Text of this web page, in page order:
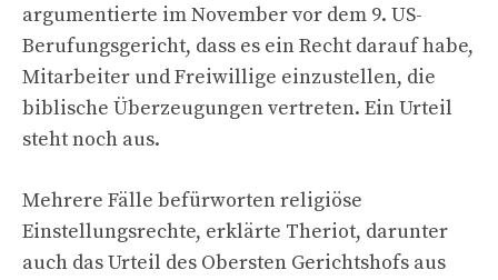
argumentierte im November vor dem 9. US-
Berufungsgericht, dass es ein Recht darauf habe,
Mitarbeiter und Freiwillige einzustellen, die
biblische Überzeugungen vertreten. Ein Urteil
steht noch aus.
Mehrere Fälle befürworten religiöse
Einstellungsrechte, erklärte Theriot, darunter
auch das Urteil des Obersten Gerichtshofs aus